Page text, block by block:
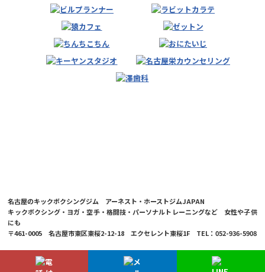
名古屋のキックボクシングジム アーネスト・ホーストジムJAPAN
キックボクシング・ヨガ・空手・格闘技・パーソナルトレーニングなど 女性や子供
にも
〒461-0005 名古屋市東区東桜2-12-18 エクセレント東桜1F TEL：052-936-5908
© 2026 Ernesto Hoost Gym Japan Co.,LTD.